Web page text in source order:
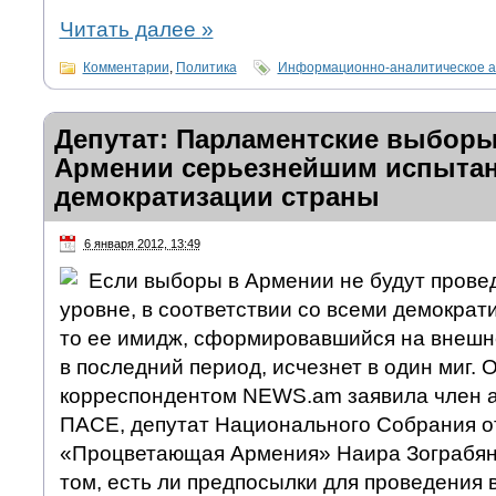
Читать далее »
Комментарии Политика Информационно-аналитическое
Депутат: Парламентские
Армении серьезнейшим
демократизации страны
6 января 2012, 13:49
Если выборы в Армении не будут
уровне, в соответствии со всеми
то ее имидж, сформировавшийся на
в последний период, исчезнет в один миг.
корреспондентом NEWS.am заявила член
ПАСЕ, депутат Национального Собрания
«Процветающая Армения» Наира
том, есть ли предпосылки для проведения